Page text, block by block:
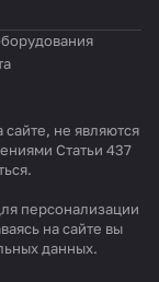
не являются
Статьи 437
персонализации
на сайте вы
данных.